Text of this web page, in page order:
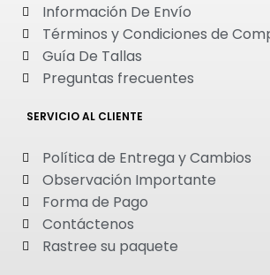
Información De Envío
Términos y Condiciones de
Guía De Tallas
Preguntas frecuentes
SERVICIO AL CLIENTE
Política de Entrega y Cambios
Observación Importante
Forma de Pago
Contáctenos
Rastree su paquete